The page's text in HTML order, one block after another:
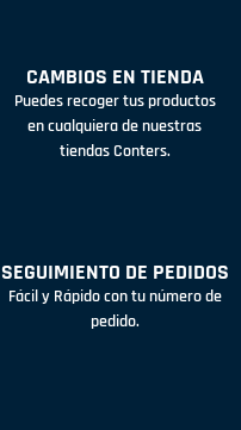
CAMBIOS EN TIENDA
Puedes recoger tus productos
en cualquiera de nuestras
tiendas Conters.
SEGUIMIENTO DE PEDIDOS
Fácil y Rápido con tu número de
pedido.